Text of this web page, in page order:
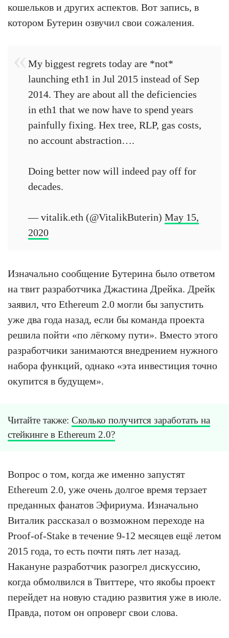
кошельков и других аспектов. Вот запись, в
котором Бутерин озвучил свои сожаления.
My biggest regrets today are *not*
launching eth1 in Jul 2015 instead of Sep
2014. They are about all the deficiencies
in eth1 that we now have to spend years
painfully fixing. Hex tree, RLP, gas costs,
no account abstraction….
Doing better now will indeed pay off for
decades.
— vitalik.eth (@VitalikButerin) May 15,
2020
Изначально сообщение Бутерина было ответом
на твит разработчика Джастина Дрейка. Дрейк
заявил, что Ethereum 2.0 могли бы запустить
уже два года назад, если бы команда проекта
решила пойти «по лёгкому пути». Вместо этого
разработчики занимаются внедрением нужного
набора функций, однако «эта инвестиция точно
окупится в будущем».
Читайте также: Сколько получится заработать на
стейкинге в Ethereum 2.0?
Вопрос о том, когда же именно запустят
Ethereum 2.0, уже очень долгое время терзает
преданных фанатов Эфириума. Изначально
Виталик рассказал о возможном переходе на
Proof-of-Stake в течение 9-12 месяцев ещё летом
2015 года, то есть почти пять лет назад.
Накануне разработчик разогрел дискуссию,
когда обмолвился в Твиттере, что якобы проект
перейдет на новую стадию развития уже в июле.
Правда, потом он опроверг свои слова.